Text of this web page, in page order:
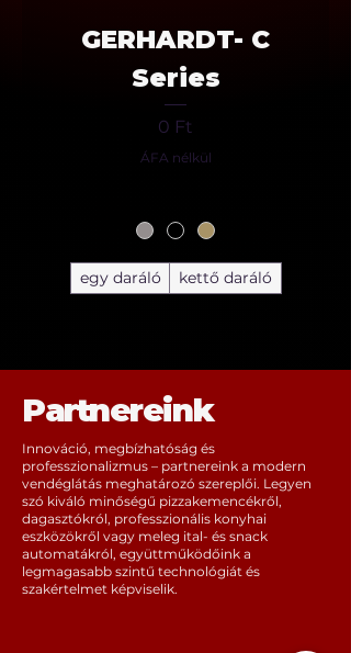
GERHARDT- C
Series
Ár
0 Ft
ÁFA nélkül
egy daráló kettő daráló
Partnereink
Innováció, megbízhatóság és
professzionalizmus – partnereink a modern
vendéglátás meghatározó szereplői. Legyen
szó kiváló minőségű pizzakemencékről,
dagasztókról, professzionális konyhai
eszközökről vagy meleg ital- és snack
automatákról, együttműködőink a
legmagasabb szintű technológiát és
szakértelmet képviselik.